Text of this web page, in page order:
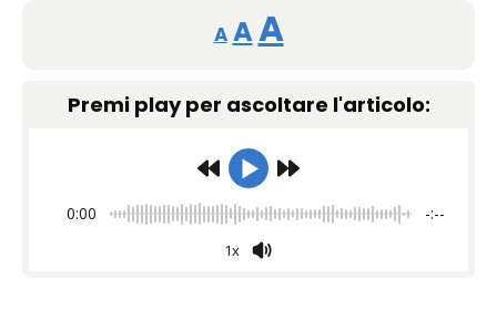
A
Reducir
tamaño
fuente.
A Restablecer
de
fuente
AAumentar
tamaño
fuente.
Premi play per ascoltare l'articolo:
0:00 -:--
1x